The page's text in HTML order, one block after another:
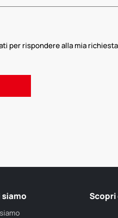
per rispondere alla mia
siamo Scopri